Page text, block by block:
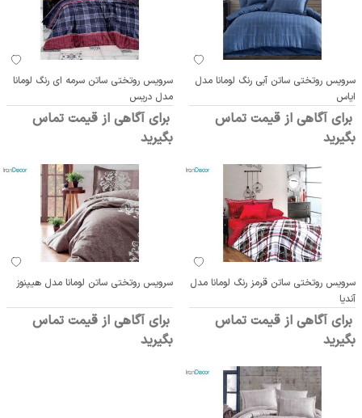
سرویس روتختی ساتن آبی رنگ لومانا مدل
ایاس
برای آگاهی از قیمت تماس
بگیرید
سرویس روتختی ساتن سرمه ای رنگ لومانا
مدل دریس
برای آگاهی از قیمت تماس
بگیرید
سرویس روتختی ساتن قرمز رنگ لومانا مدل
آندیا
برای آگاهی از قیمت تماس
بگیرید
سرویس روتختی ساتن لومانا مدل هیپنوز
برای آگاهی از قیمت تماس
بگیرید